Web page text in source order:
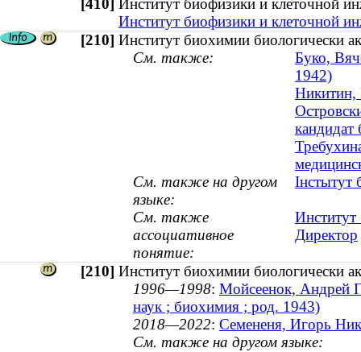
[410] Институт биофизики и клеточной
Институт биофизики и клеточной
[210] Институт биохимии биологически
См. также:
Буко,
1942)
Никитин,
кандидат
См. также на другом
языке:
Інстытут
См. также
ассоциативное
понятие:
Директор
[210] Институт биохимии биологически
1996—1998: Мойсеенок, Андрей
наук ; биохимия ; род. 1943)
2018—2022: Семененя, Игорь
См. также на другом языке: